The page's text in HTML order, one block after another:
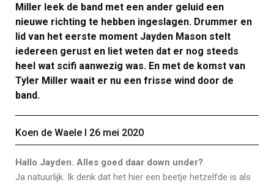
Miller leek de band met een ander geluid een
nieuwe richting te hebben ingeslagen. Drummer en
lid van het eerste moment Jayden Mason stelt
iedereen gerust en liet weten dat er nog steeds
heel wat scifi aanwezig was. En met de komst van
Tyler Miller waait er nu een frisse wind door de
band.
Koen de Waele Ι 26 mei 2020
Hallo Jayden. Alles goed daar down under?
Ja natuurlijk. Ik denk dat het hier een beetje hetzelfde is als